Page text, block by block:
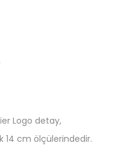
Logo detay,
14 cm ölçülerindedir.